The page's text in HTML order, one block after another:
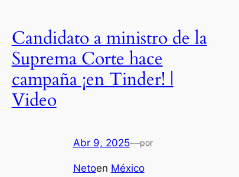
Candidato a ministro de la
Suprema Corte hace
campaña ¡en Tinder! |
Video
Abr 9, 2025—por
Netoen México